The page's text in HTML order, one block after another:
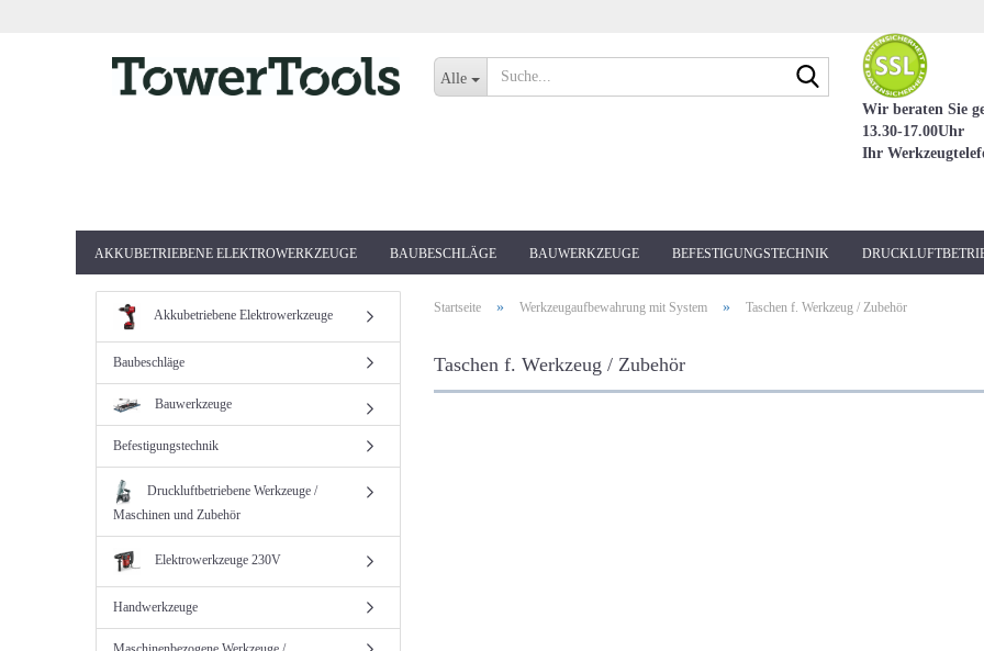
Alle
Suche...
Wir beraten Sie
13.30-17.00Uhr
Ihr
AKKUBETRIEBENE ELEKTROWERKZEUGE BAUBESCHLÄGE BAUWERKZEUGE BEFESTIGUNGSTECHNIK
Startseite » Werkzeugaufbewahrung mit System » Taschen f. Werkzeug / Zubehör
Taschen f. Werkzeug / Zubehör
Akkubetriebene Elektrowerkzeuge
Baubeschläge
Bauwerkzeuge
Befestigungstechnik
Druckluftbetriebene Werkzeuge /
Maschinen und Zubehör
Elektrowerkzeuge 230V
Handwerkzeuge